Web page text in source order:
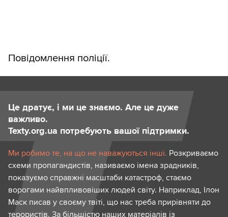
Повідомлення поліції.
Це дратує, і ми це знаємо. Але це дуже
важливо.
Texty.org.ua потребують вашої підтримки.
Ми робимо те, на що не наважуються інші. Розкриваємо
схеми пропагандистів, називаємо імена зрадників,
показуємо справжні масштаби катастроф, стаємо
ворогами найвпливовіших людей світу. Наприклад, Ілон
Маск писав у своєму твіті, що нас треба прирівняти до
терористів. За більшістю наших матеріалів із